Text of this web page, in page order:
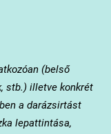
(belső
stb.) illetve konkrét
a darázsirtást
lepattintása,